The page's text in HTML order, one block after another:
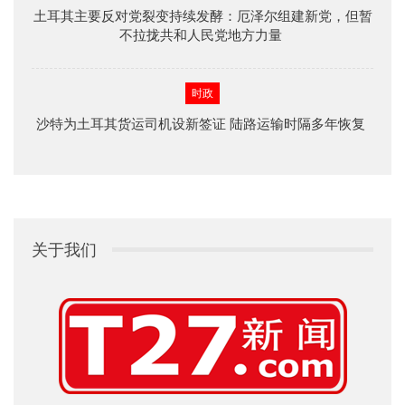
土耳其主要反对党裂变持续发酵：厄泽尔组建新党，但暂
不拉拢共和人民党地方力量
时政
沙特为土耳其货运司机设新签证 陆路运输时隔多年恢复
关于我们